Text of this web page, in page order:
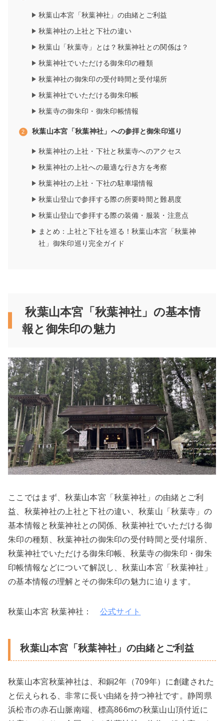
秋葉山本宮「秋葉神社」の由緒とご利益
秋葉神社の上社と下社の違い
秋葉山「秋葉寺」とは？秋葉神社との関係は？
秋葉神社でいただける御朱印の種類
秋葉神社の御朱印の受付時間と受付場所
秋葉神社でいただける御朱印帳
秋葉寺の御朱印・御朱印帳情報
秋葉山本宮「秋葉神社」への参拝と御朱印巡り
秋葉神社の上社・下社と秋葉寺へのアクセス
秋葉神社の上社への最適な行き方を考察
秋葉神社の上社・下社の駐車場情報
秋葉山登山で参拝する際の所要時間と難易度
秋葉山登山で参拝する際の装備・服装・注意点
まとめ：上社と下社を巡る！秋葉山本宮「秋葉神
社」御朱印巡り完全ガイド
秋葉山本宮「秋葉神社」の基本情
報と御朱印の魅力
ここではまず、秋葉山本宮「秋葉神社」の由緒とご利
益、秋葉神社の上社と下社の違い、秋葉山「秋葉寺」の
基本情報と秋葉神社との関係、秋葉神社でいただける御
朱印の種類、秋葉神社の御朱印の受付時間と受付場所、
秋葉神社でいただける御朱印帳、秋葉寺の御朱印・御朱
印帳情報などについて解説し、秋葉山本宮「秋葉神社」
の基本情報の理解とその御朱印の魅力に迫ります。
秋葉山本宮 秋葉神社： 公式サイト
秋葉山本宮「秋葉神社」の由緒とご利益
秋葉山本宮秋葉神社は、和銅2年（709年）に創建された
と伝えられる、非常に長い由緒を持つ神社です。静岡県
浜松市の赤石山脈南端、標高866mの秋葉山山頂付近に